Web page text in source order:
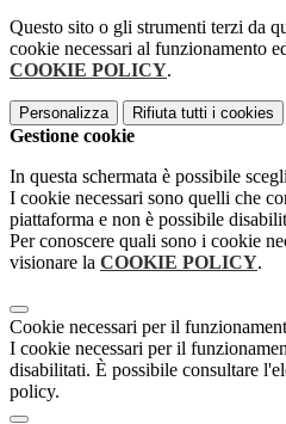
Questo sito o gli strumenti terzi da
cookie necessari al funzionamento
COOKIE POLICY.
Personalizza Rifiuta tutti i cookies
Gestione cookie
In questa schermata è possibile
I cookie necessari sono quelli che
piattaforma e non è possibile
Per conoscere quali sono i cookie
visionare la COOKIE POLICY.
Cookie necessari per il
I cookie necessari per il
disabilitati. È possibile consultare
policy.